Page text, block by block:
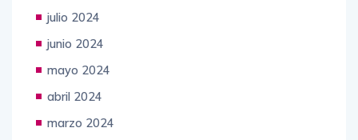
julio 2024
junio 2024
mayo 2024
abril 2024
marzo 2024